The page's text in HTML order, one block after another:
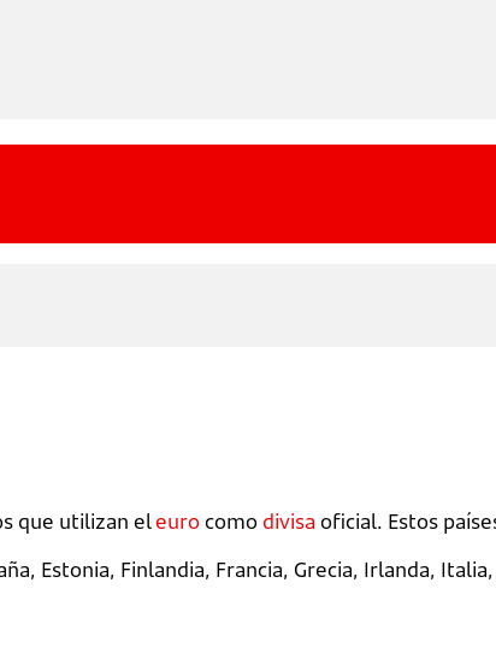
que utilizan eleurocomo divisa oficial. Estos
Estonia, Finlandia, Francia, Grecia, Irlanda,